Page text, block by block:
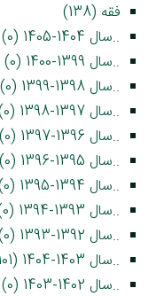
فقه (138)
..سال 1404-1405 (0)
..سال 1399-1400 (0)
..سال 1398-1399 (0)
..سال 1397-1398 (0)
..سال 1396-1397 (0)
..سال 1395-1396 (0)
..سال 1394-1395 (0)
..سال 1393-1394 (0)
..سال 1392-1393 (0)
..سال 1403-1404 (101)
..سال 1402-1403 (0)